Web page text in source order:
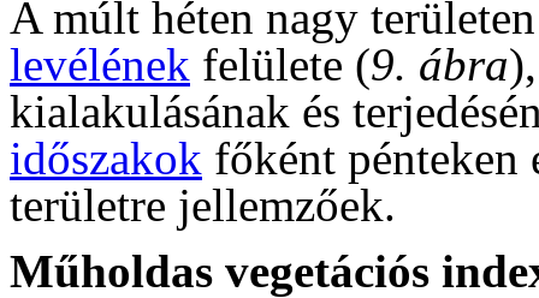
A múlt héten nagy
levélének felülete (9. ábra
kialakulásának és
időszakok főként pénteken
területre jellemzőek.
Műholdas vegetációs